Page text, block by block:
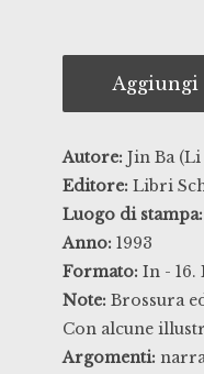
Autore: Jin Ba
Editore: Libri
Luogo di stampa:
Anno: 1993
Formato: In - 16.
Note: Brossura
Con alcune
Argomenti: